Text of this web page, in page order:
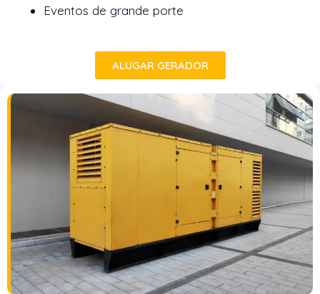
Eventos de grande porte
ALUGAR GERADOR